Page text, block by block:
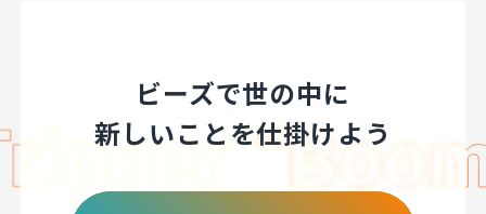
ビーズで世の中に
新しいことを仕掛けよう